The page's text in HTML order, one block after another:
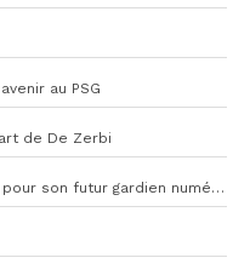
au PSG
de De Zerbi
Restes, Atubolu, Bulka… L’OM galère pour son futur gardien numéro 1